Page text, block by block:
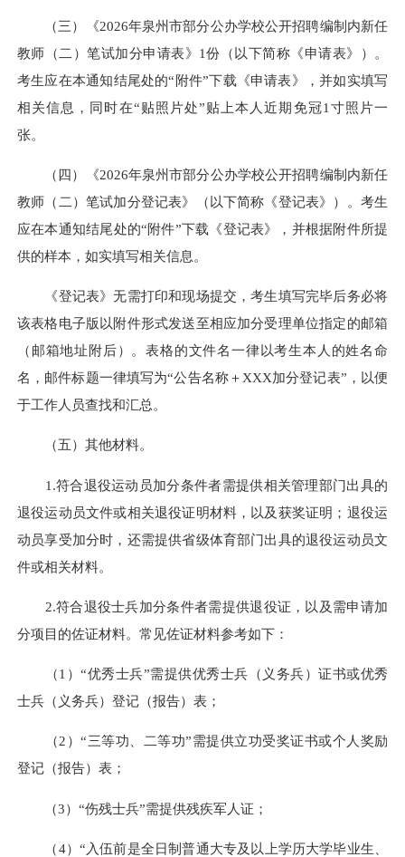
（三）《2026年泉州市部分公办学校公开招聘编制内新任
教师（二）笔试加分申请表》1份（以下简称《申请表》）。
考生应在本通知结尾处的“附件”下载《申请表》，并如实填写
相关信息，同时在“贴照片处”贴上本人近期免冠1寸照片一
张。
（四）《2026年泉州市部分公办学校公开招聘编制内新任
教师（二）笔试加分登记表》（以下简称《登记表》）。考生
应在本通知结尾处的“附件”下载《登记表》，并根据附件所提
供的样本，如实填写相关信息。
《登记表》无需打印和现场提交，考生填写完毕后务必将
该表格电子版以附件形式发送至相应加分受理单位指定的邮箱
（邮箱地址附后）。表格的文件名一律以考生本人的姓名命
名，邮件标题一律填写为“公告名称＋XXX加分登记表”，以便
于工作人员查找和汇总。
（五）其他材料。
1.符合退役运动员加分条件者需提供相关管理部门出具的
退役运动员文件或相关退役证明材料，以及获奖证明；退役运
动员享受加分时，还需提供省级体育部门出具的退役运动员文
件或相关材料。
2.符合退役士兵加分条件者需提供退役证，以及需申请加
分项目的佐证材料。常见佐证材料参考如下：
（1）“优秀士兵”需提供优秀士兵（义务兵）证书或优秀
士兵（义务兵）登记（报告）表；
（2）“三等功、二等功”需提供立功受奖证书或个人奖励
登记（报告）表；
（3）“伤残士兵”需提供残疾军人证；
（4）“入伍前是全日制普通大专及以上学历大学毕业生、